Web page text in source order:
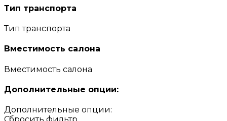
Тип транспорта
Тип транспорта
Вместимость салона
Вместимость салона
Дополнительные опции:
Дополнительные опции: